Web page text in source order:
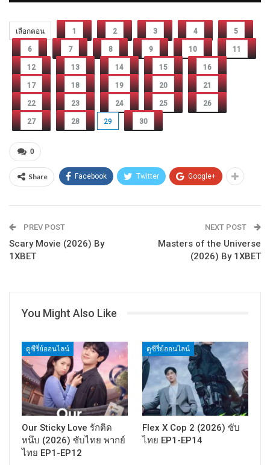
เลือกตอน 1 2 3 4 5
6 7 8 9 10 11
12 13 14 15 16
17 18 19 20 21
22 23 24 25 26
27 28 29 30
0
Share Facebook Twitter Google+
PREV POST
Scary Movie (2026) By
1XBET
NEXT POST
Masters of the Universe
(2026) By 1XBET
You Might Also Like
ดูซีรี่ย์ออนไลน์
Our Sticky Love รักติด
หนึบ (2026) ซับไทย พากย์
ไทย EP1-EP12
ดูซีรี่ย์ออนไลน์
Flex X Cop 2 (2026) ซับ
ไทย EP1-EP14